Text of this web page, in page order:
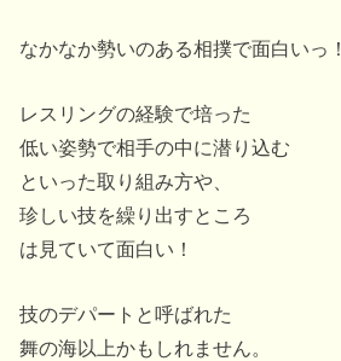
なかなか勢いのある相撲で面白いっ！
レスリングの経験で培った
低い姿勢で相手の中に潜り込む
といった取り組み方や、
珍しい技を繰り出すところ
は見ていて面白い！
技のデパートと呼ばれた
舞の海以上かもしれません。